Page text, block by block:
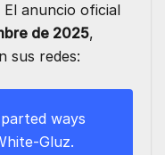
El anuncio oficial
de 2025,
sus redes:
ways
Gluz.